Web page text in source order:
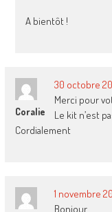
A bientôt !
Coralie
30 octobre
Merci pour
Le kit n’est
Cordialement
1 novembre
Bonjour